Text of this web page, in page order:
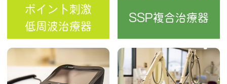
ポイント刺激
低周波治療器
SSP複合治療器